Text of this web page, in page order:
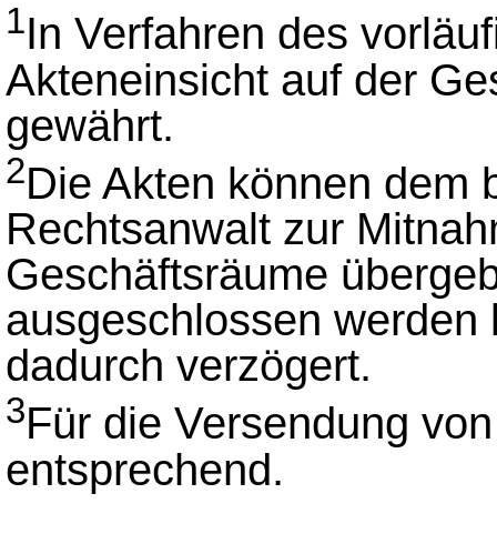
1In Verfahren des
Akteneinsicht auf der
gewährt.
2Die Akten können dem
Rechtsanwalt zur
Geschäftsräume
ausgeschlossen
dadurch verzögert.
3Für die Versendung
entsprechend.